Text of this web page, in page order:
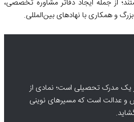
از جمله ایجاد دفاتر مشاوره تخصصی،
و همکاری با نهادهای بین‌المللی.
یک مدرک تحصیلی است؛ نمادی از
و عدالت است که مسیرهای نوینی